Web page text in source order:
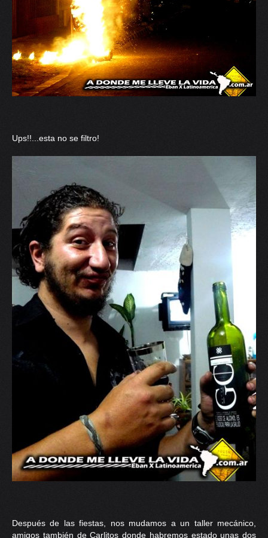
Ups!!...esta no se filtro!
Después de las fiestas, nos mudamos a un taller mecánico,
amigos también de Carlitos donde habremos estado unas dos